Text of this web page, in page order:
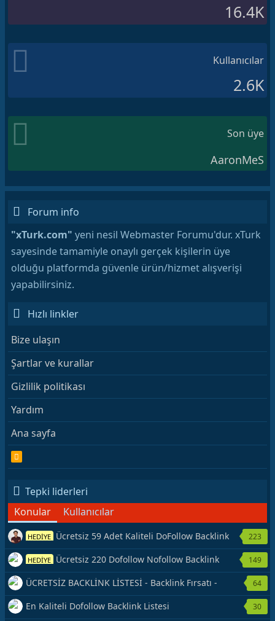
16.4K
Kullanıcılar
2.6K
Son üye
AaronMeS
Forum info
"xTurk.com" yeni nesil Webmaster Forumu'dur. xTurk
sayesinde tamamiyle onaylı gerçek kişilerin üye
olduğu platformda güvenle ürün/hizmet alışverişi
yapabilirsiniz.
Hızlı linkler
Bize ulaşın
Şartlar ve kurallar
Gizlilik politikası
Yardım
Ana sayfa
S
Tepki liderleri
Konular
Kullanıcılar
HEDİYE Ücretsiz 59 Adet Kaliteli DoFollow Backlink
Kaynağı Veriyorum.
223
HEDİYE Ücretsiz 220 Dofollow Nofollow Backlink
Veriyorum
149
ÜCRETSİZ BACKLİNK LİSTESİ - Backlink Fırsatı -
Hemen Yetiş!
64
En Kaliteli Dofollow Backlink Listesi 30